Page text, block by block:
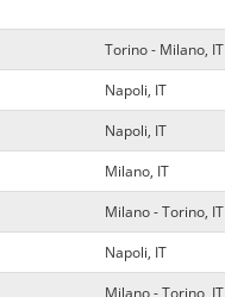
Torino - Milano, IT
Napoli, IT
Napoli, IT
Milano, IT
Milano - Torino, IT
Napoli, IT
Milano - Torino, IT